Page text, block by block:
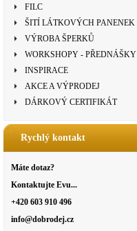
FILC
ŠITÍ LÁTKOVÝCH PANENEK
VÝROBA ŠPERKŮ
WORKSHOPY - PŘEDNÁŠKY
INSPIRACE
AKCE A VÝPRODEJ
DÁRKOVÝ CERTIFIKÁT
Rychlý kontakt
Máte dotaz?
Kontaktujte Evu...
+420 603 910 496
info@dobrodej.cz